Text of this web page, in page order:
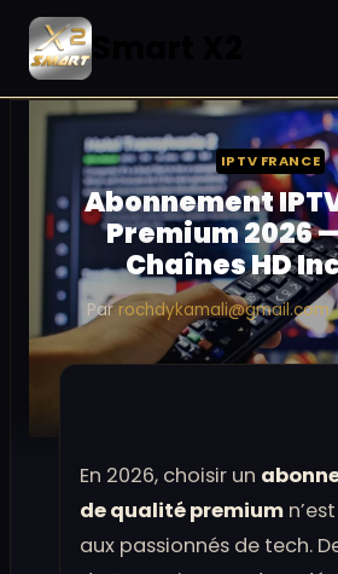
Aller
contenu
IPTV FRANCE
Abonnement
Premium 2026
Chaînes HD
Parrochdykamali@gmail.com
En 2026, choisir un
de qualité premium
aux passionnés de tech.